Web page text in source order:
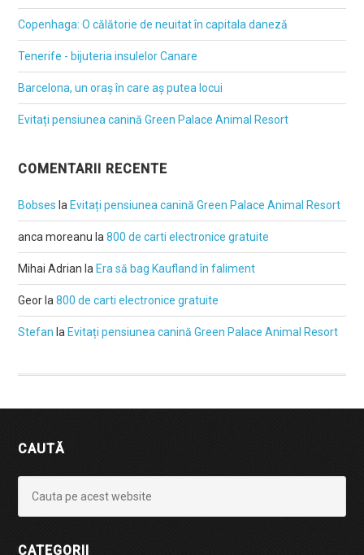
Copenhaga: O călătorie de neuitat în capitala daneză
Tenerife - bijuteria insulelor Canare
Barcelona, un oraș în care aș putea locui
Evitați pensiunea canină Green Palace Animal Resort
COMENTARII RECENTE
Bobses la Evitați pensiunea canină Green Palace Animal Resort
anca moreanu la800 de carti electronice gratuite
Mihai Adrian la Era să bag Kaufland în faliment
Geor la800 de carti electronice gratuite
Stefan la Evitați pensiunea canină Green Palace Animal Resort
CAUTĂ
CATEGORII